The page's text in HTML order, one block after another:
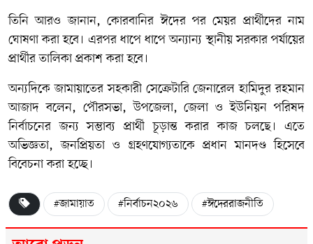
তিনি আরও জানান, কোরবানির ঈদের পর মেয়র প্রার্থীদের নাম
ঘোষণা করা হবে। এরপর ধাপে ধাপে অন্যান্য স্থানীয় সরকার পর্যায়ের
প্রার্থীর তালিকা প্রকাশ করা হবে।
অন্যদিকে জামায়াতের সহকারী সেক্রেটারি জেনারেল হামিদুর রহমান
আজাদ বলেন, পৌরসভা, উপজেলা, জেলা ও ইউনিয়ন পরিষদ
নির্বাচনের জন্য সম্ভাব্য প্রার্থী চূড়ান্ত করার কাজ চলছে। এতে
অভিজ্ঞতা, জনপ্রিয়তা ও গ্রহণযোগ্যতাকে প্রধান মানদণ্ড হিসেবে
বিবেচনা করা হচ্ছে।
#জামায়াত #নির্বাচন২০২৬ #ঈদেররাজনীতি